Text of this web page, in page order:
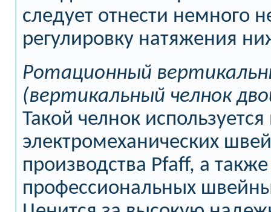
следует отнести немного
регулировку натяжения
Ротационный
(вертикальный челнок
Такой челнок
электромеханических
производства Pfaff, а
профессиональных